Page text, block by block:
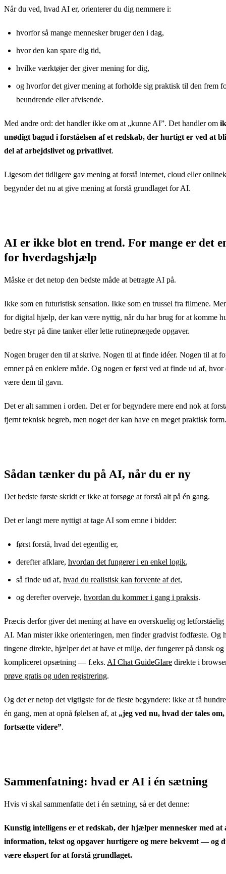
Når du ved, hvad AI er, orienterer du dig nemmere i:
hvorfor så mange mennesker bruger den i dag,
hvor den kan spare dig tid,
hvilke værktøjer der giver mening for dig,
og hvorfor det giver mening at forholde sig praktisk til den frem
beundrende eller afvisende.
Med andre ord: det handler ikke om at „kunne AI”. Det handler om
unødigt bagud i forståelsen af et redskab, der hurtigt er ved at
del af arbejdslivet og privatlivet.
Ligesom det tidligere gav mening at forstå internet, cloud eller
begynder det nu at give mening at forstå grundlaget for AI.
AI er ikke blot en trend. For mange er det
for hverdagshjælp
Måske er det netop den bedste måde at betragte AI på.
Ikke som en futuristisk sensation. Ikke som en trussel fra filmene.
for digital hjælp, der kan være nyttig, når du har brug for at komme
bedre styr på dine tanker eller lette rutineprægede opgaver.
Nogen bruger den til at skrive. Nogen til at finde idéer. Nogen til at
emner på en enklere måde. Og nogen er først ved at finde ud af,
være dem til gavn.
Det er alt sammen i orden. Det er for begyndere mere end nok at
fjernt teknisk begreb, men noget der kan have en meget praktisk form.
Sådan tænker du på AI, når du er ny
Det bedste første skridt er ikke at forsøge at forstå alt på én gang.
Det er langt mere nyttigt at tage AI som emne i bidder:
først forstå, hvad det egentlig er,
derefter afklare, hvordan det fungerer i en enkel logik,
så finde ud af, hvad du realistisk kan forvente af det,
og derefter overveje, hvordan du kommer i gang i praksis.
Præcis derfor giver det mening at have en overskuelig og
AI. Man mister ikke orienteringen, men finder gradvist fodfæste. Og
tingene direkte, hjælper det at have et miljø, der fungerer på dansk og
kompliceret opsætning — f.eks. AI Chat GuideGlare direkte i
prøve gratis og uden registrering.
Og det er netop det vigtigste for de fleste begyndere: ikke at få
én gang, men at opnå følelsen af, at „jeg ved nu, hvad der tales
fortsætte videre”.
Sammenfatning: hvad er AI i én sætning
Hvis vi skal sammenfatte det i én sætning, så er det denne:
Kunstig intelligens er et redskab, der hjælper mennesker med at
information, tekst og opgaver hurtigere og mere bekvemt — og
være ekspert for at forstå grundlaget.